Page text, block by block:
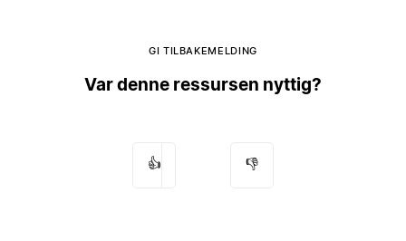
GI TILBAKEMELDING
Var denne ressursen nyttig?
👍 👎